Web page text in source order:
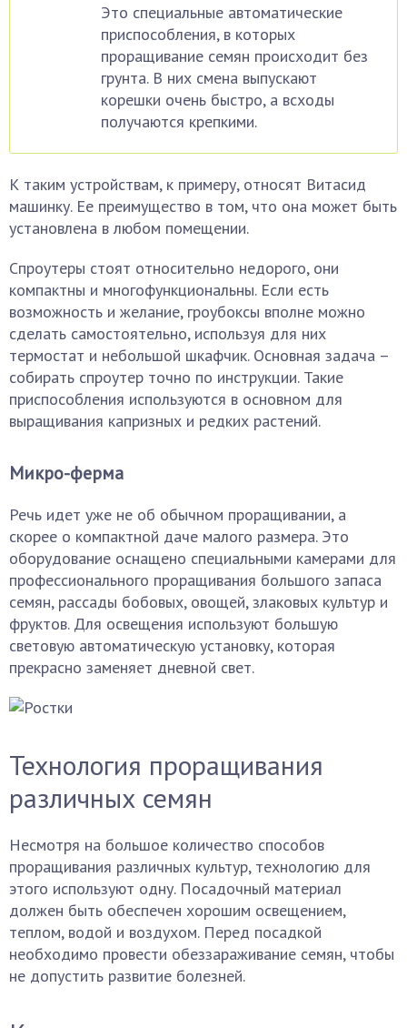
Это специальные автоматические
приспособления, в которых
проращивание семян происходит без
грунта. В них смена выпускают
корешки очень быстро, а всходы
получаются крепкими.
К таким устройствам, к примеру, относят Витасид
машинку. Ее преимущество в том, что она может быть
установлена в любом помещении.
Спроутеры стоят относительно недорого, они
компактны и многофункциональны. Если есть
возможность и желание, гроубоксы вполне можно
сделать самостоятельно, используя для них
термостат и небольшой шкафчик. Основная задача –
собирать спроутер точно по инструкции. Такие
приспособления используются в основном для
выращивания капризных и редких растений.
Микро-ферма
Речь идет уже не об обычном проращивании, а
скорее о компактной даче малого размера. Это
оборудование оснащено специальными камерами для
профессионального проращивания большого запаса
семян, рассады бобовых, овощей, злаковых культур и
фруктов. Для освещения используют большую
световую автоматическую установку, которая
прекрасно заменяет дневной свет.
Технология проращивания
различных семян
Несмотря на большое количество способов
проращивания различных культур, технологию для
этого используют одну. Посадочный материал
должен быть обеспечен хорошим освещением,
теплом, водой и воздухом. Перед посадкой
необходимо провести обеззараживание семян, чтобы
не допустить развитие болезней.